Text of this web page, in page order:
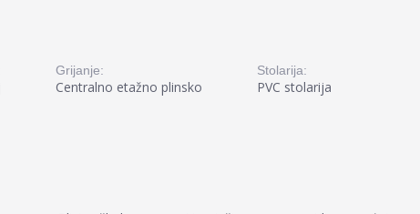
Grijanje:
Centralno etažno plinsko
Stolarija:
PVC stolarija